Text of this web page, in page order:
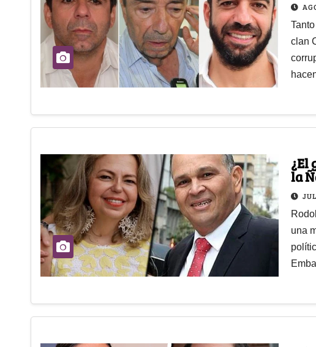
clan
¿El
la
una